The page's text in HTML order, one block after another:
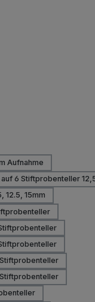
Aufnahme
6 Stiftprobenteller
12.5, 15mm